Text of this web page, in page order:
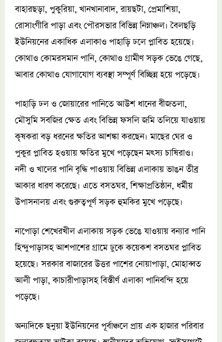
বাহারছড়া, পুকুরিয়া, খানখানাবাদ, রায়ছটা, প্রেমাশিয়া,
রোসাংগীরি পাড়া এবং পৌরসভার বিভিন্ন নিম্নাঞ্চল। বৈলছড়ি
ইউনিয়নের একাধিক এলাকাও পাহাড়ি ঢলে প্লাবিত হয়েছে।
কোথাও কোমরসমান পানি, কোথাও গ্রামীণ সড়ক ভেঙে গেছে,
আবার কোথাও যোগাযোগ ব্যবস্থা সম্পূর্ণ বিচ্ছিন্ন হয়ে পড়েছে।
পাহাড়ি ঢল ও জোয়ারের পানিতে আউশ ধানের বীজতলা,
মৌসুমি সবজির ক্ষেত এবং বিভিন্ন ফসলি জমি তলিয়ে যাওয়ায়
কৃষকরা বড় ধরনের ক্ষতির আশঙ্কা করছেন। মাছের ঘের ও
পুকুর প্লাবিত হওয়ায় ক্ষতির মুখে পড়েছেন মৎস্য চাষিরাও।
নদী ও খালের পানি বৃদ্ধি পাওয়ায় বিভিন্ন এলাকায় ভাঙন তীব্র
আকার ধারণ করেছে। এতে বসতঘর, শিক্ষাপ্রতিষ্ঠান, ধর্মীয়
উপাসনালয় এবং গুরুত্বপূর্ণ সড়ক হুমকির মুখে পড়েছে।
নাপোড়া শেখেরখীল এলাকায় সড়ক ভেঙে যাওয়ায় বন্যার পানি
হিন্দুপাড়াসহ আশপাশের গ্রামে ঢুকে কয়েকশ বসতঘর প্লাবিত
হয়েছে। সরকার বাজারের উত্তর পাশের নোয়াপাড়া, মোহাব্বত
আলী পাড়া, কাচারীপাড়াসহ বিস্তীর্ণ এলাকা পানিবন্দি হয়ে
পড়েছে।
অন্যদিকে ছনুয়া ইউনিয়নের পূর্বাঞ্চলে প্রায় এক হাজার পরিবার